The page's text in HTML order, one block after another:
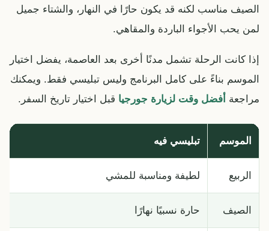
الصيف مناسب لكنه قد يكون حارًا في النهار، والشتاء جميل
لمن يحب الأجواء الباردة والمقاهي.
إذا كانت الرحلة تشمل مدنًا أخرى بعد العاصمة، يفضل اختيار
الموسم بناءً على كامل البرنامج وليس تبليسي فقط. ويمكنك
مراجعة أفضل وقت لزيارة جورجيا قبل اختيار تاريخ السفر.
الموسم تبليسي فيه
الربيع لطيفة ومناسبة للمشي
الصيف حارة نسبيًا نهارًا